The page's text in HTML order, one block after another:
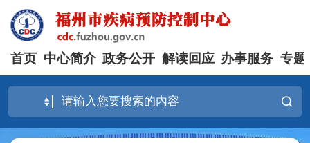
首页 中心简介 政务公开 解读回应 办事服务 专题